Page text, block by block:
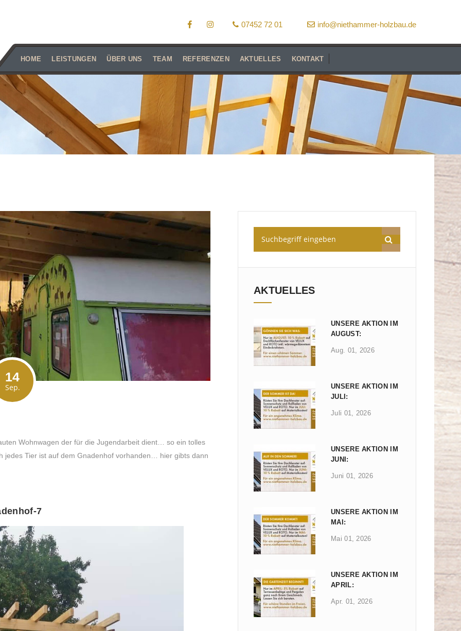
07452 72 01 info@niethammer-holzbau.de
HOME LEISTUNGEN ÜBER UNS TEAM REFERENZEN AKTUELLES KONTAKT
14
Sep.
Wohnwagen der für die Jugendarbeit dient… so ein tolles
Tier ist auf dem Gnadenhof vorhanden… hier gibts dann
7
AKTUELLES
UNSERE AKTION IM
AUGUST:
Aug. 01, 2026
UNSERE AKTION IM
JULI:
Juli 01, 2026
UNSERE AKTION IM
JUNI:
Juni 01, 2026
UNSERE AKTION IM
MAI:
Mai 01, 2026
UNSERE AKTION IM
APRIL:
Apr. 01, 2026